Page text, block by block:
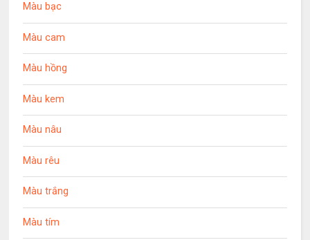
Màu bạc
Màu cam
Màu hồng
Màu kem
Màu nâu
Màu rêu
Màu trắng
Màu tím